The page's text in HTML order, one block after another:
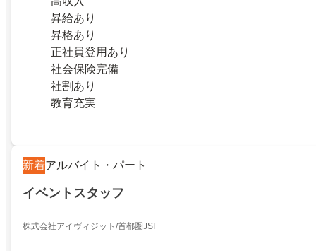
昇給あり
昇格あり
正社員登用あり
社会保険完備
社割あり
教育充実
新着アルバイト・パート
イベントスタッフ
株式会社アイヴィジット/首都圏JSI